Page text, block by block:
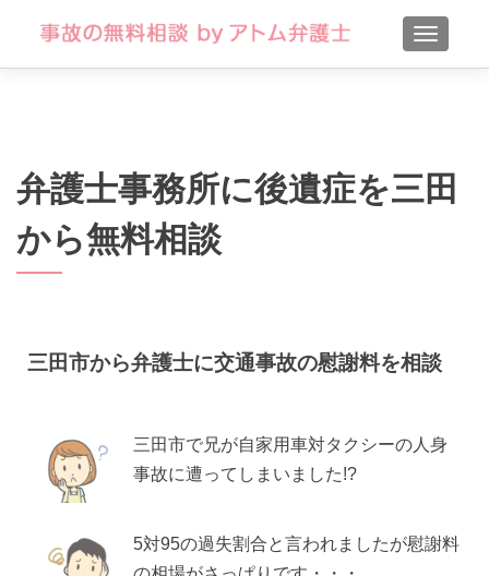
弁護士事務所に後遺症を三田
から無料相談
三田市から弁護士に交通事故の慰謝料を相談
三田市で兄が自家用車対タクシーの人身
事故に遭ってしまいました!?
5対95の過失割合と言われましたが慰謝料